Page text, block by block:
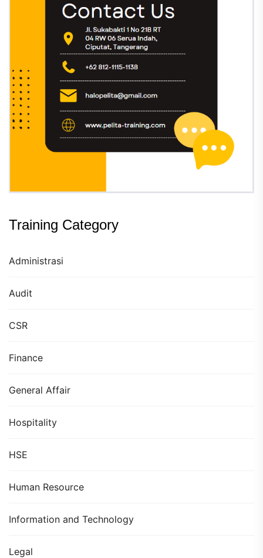
Training Category
Administrasi
Audit
CSR
Finance
General Affair
Hospitality
HSE
Human Resource
Information and Technology
Legal